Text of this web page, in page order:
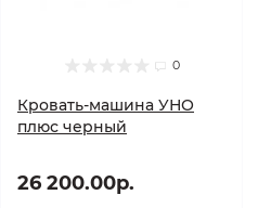
0
Кровать-машина УНО
плюс черный
26 200.00р.